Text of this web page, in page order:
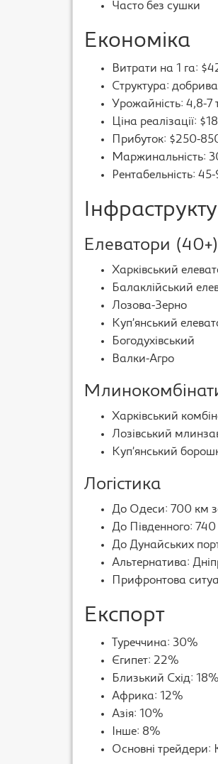
Часто без сушки
Економіка
Витрати на 1 га:
Структура:
Урожайність: 4,8-7
Ціна реалізації:
Прибуток: $250-
Маржинальність:
Рентабельність:
Елеватори (40+)
Харківський
Балаклійський
Лозова-Зерно
Куп’янський
Богодухівський
Валки-Агро
Харківський
Лозівський
Куп’янський
Логістика
До Одеси: 700 км
До Південного:
До Дунайських
Альтернатива:
Прифронтова
Експорт
Туреччина: 30%
Єгипет: 22%
Близький Схід: 18%
Африка: 12%
Азія: 10%
Інше: 8%
Основні трейдери: